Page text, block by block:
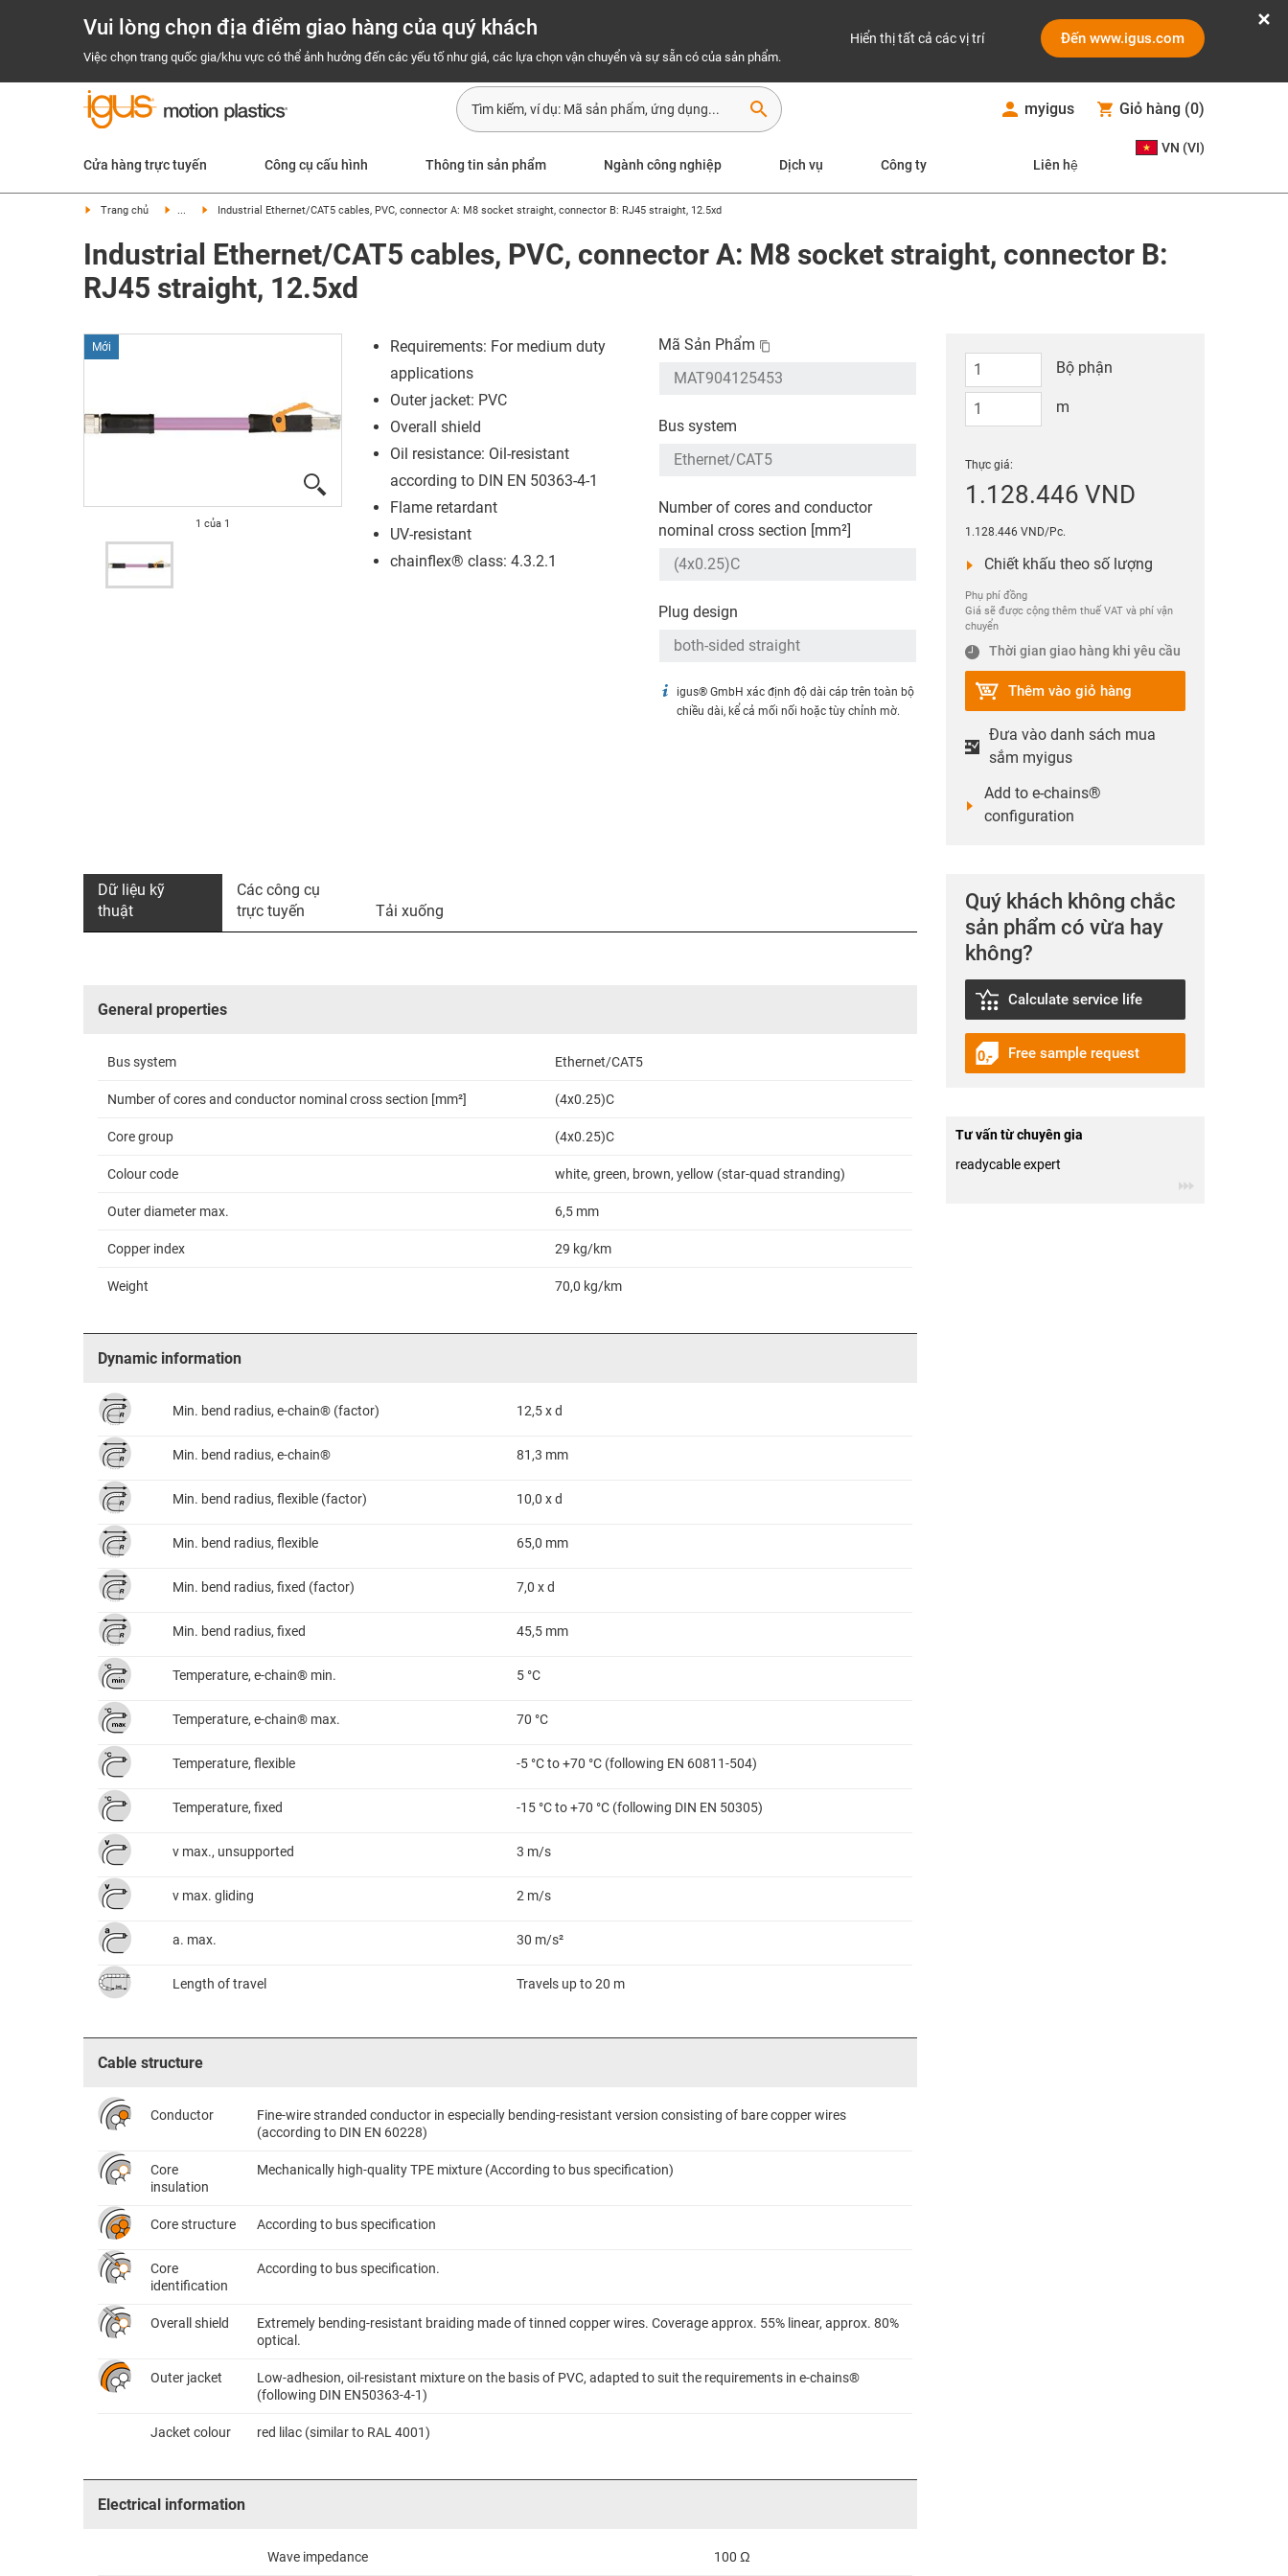
Vui lòng chọn địa điểm giao hàng của quý khách
Việc chọn trang quốc gia/khu vực có thể ảnh hưởng đến các yếu tố như giá, các lựa chọn vận chuyển và sự sẵn có của sản phẩm.
Hiển thị tất cả các vị trí Đến www.igus.com
search myigus Giỏ hàng (0)
Cửa hàng trực tuyến Công cụ cấu hình Thông tin sản phẩm Ngành công nghiệp Dịch vụ Công ty Liên hệ
VN (VI)
Trang chủ ... Industrial Ethernet/CAT5 cables, PVC, connector A: M8 socket straight, connector B: RJ45 straight, 12.5xd
Industrial Ethernet/CAT5 cables, PVC, connector A: M8 socket straight, connector B:
RJ45 straight, 12.5xd
Mới
1 của 1
Requirements: For medium duty
applications
Outer jacket: PVC
Overall shield
Oil resistance: Oil-resistant
according to DIN EN 50363-4-1
Flame retardant
UV-resistant
chainflex® class: 4.3.2.1
Mã Sản Phẩm
Bus system
Number of cores and conductor
nominal cross section [mm²]
Plug design
igus® GmbH xác định độ dài cáp trên toàn bộ
chiều dài, kể cả mối nối hoặc tùy chỉnh mờ.
Bộ phận
m
Thực giá:
1.128.446 VND
1.128.446 VND/Pc.
Chiết khấu theo số lượng
Phụ phí đồng
Giá sẽ được cộng thêm thuế VAT và phí vận
chuyển
Thời gian giao hàng khi yêu cầu
Thêm vào giỏ hàng
Đưa vào danh sách mua
sắm myigus
Add to e-chains®
configuration
Quý khách không chắc
sản phẩm có vừa hay
không?
Calculate service life
Free sample request
Tư vấn từ chuyên gia
readycable expert
Dữ liệu kỹ
thuật
Các công cụ
trực tuyến
Tải xuống
General properties
Bus system Ethernet/CAT5
Number of cores and conductor nominal cross section [mm²] (4x0.25)C
Core group (4x0.25)C
Colour code white, green, brown, yellow (star-quad stranding)
Outer diameter max. 6,5 mm
Copper index 29 kg/km
Weight 70,0 kg/km
Dynamic information
Min. bend radius, e-chain® (factor) 12,5 x d
Min. bend radius, e-chain® 81,3 mm
Min. bend radius, flexible (factor) 10,0 x d
Min. bend radius, flexible 65,0 mm
Min. bend radius, fixed (factor) 7,0 x d
Min. bend radius, fixed 45,5 mm
Temperature, e-chain® min. 5 °C
Temperature, e-chain® max. 70 °C
Temperature, flexible -5 °C to +70 °C (following EN 60811-504)
Temperature, fixed -15 °C to +70 °C (following DIN EN 50305)
v max., unsupported 3 m/s
v max. gliding 2 m/s
a. max. 30 m/s²
Length of travel Travels up to 20 m
Cable structure
Conductor
Fine-wire stranded conductor in especially bending-resistant version consisting of bare copper wires
(according to DIN EN 60228)
Core
insulation
Mechanically high-quality TPE mixture (According to bus specification)
Core structure According to bus specification
Core
identification
According to bus specification.
Overall shield
Extremely bending-resistant braiding made of tinned copper wires. Coverage approx. 55% linear, approx. 80%
optical.
Outer jacket
Low-adhesion, oil-resistant mixture on the basis of PVC, adapted to suit the requirements in e-chains®
(following DIN EN50363-4-1)
Jacket colour red lilac (similar to RAL 4001)
Electrical information
Wave impedance 100 Ω